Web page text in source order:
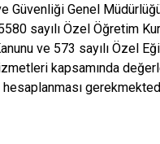
Güvenliği Genel
sayılı Özel Öğretim
ve 573 sayılı Özel
kapsamında